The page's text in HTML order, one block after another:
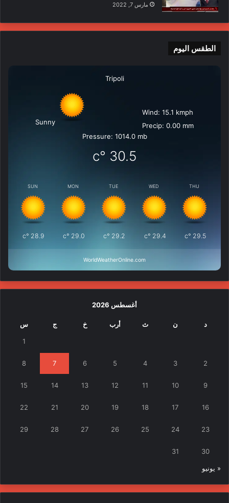
مارس 7, 2022
الطقس اليوم
Tripoli
Sunny
Wind: 15.1 kmph
Precip: 0.00 mm
Pressure: 1014.0 mb
30.5
°c
SUN
28.9
°c
MON
29.0
°c
TUE
29.2
°c
WED
29.4
°c
THU
29.5
°c
WorldWeatherOnline.com
أغسطس 2026
د ن ث أرب خ ج س
1
2
3
4
5
6
7
8
9
10
11
12
13
14
15
16
17
18
19
20
21
22
23
24
25
26
27
28
29
30
31
« يونيو